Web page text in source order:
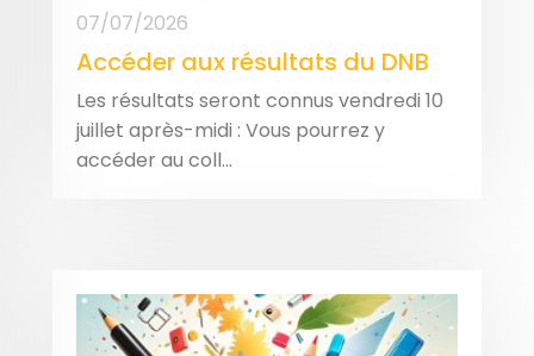
07/07/2026
Accéder aux résultats du DNB
Les résultats seront connus vendredi 10
juillet après-midi : Vous pourrez y
accéder au coll...